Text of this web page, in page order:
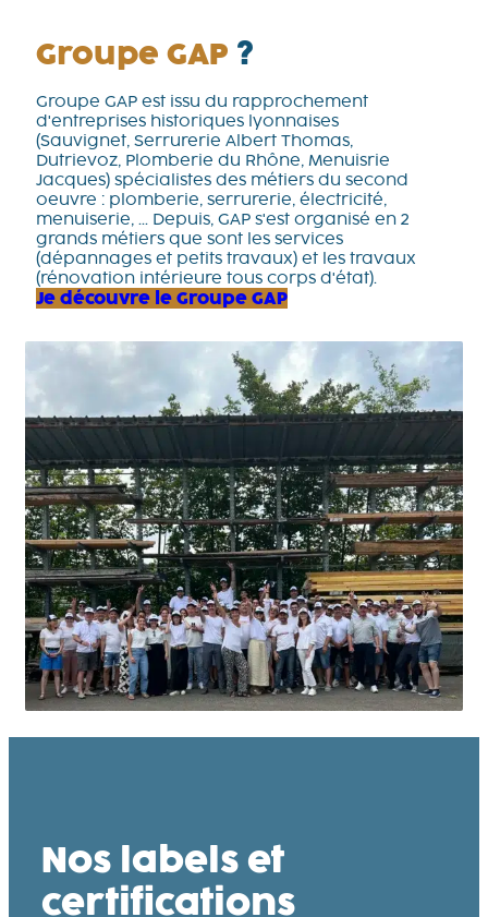
Groupe GAP ?
Groupe GAP est issu du rapprochement
d'entreprises historiques lyonnaises
(Sauvignet, Serrurerie Albert Thomas,
Dutrievoz, Plomberie du Rhône, Menuisrie
Jacques) spécialistes des métiers du second
oeuvre : plomberie, serrurerie, électricité,
menuiserie, ... Depuis, GAP s'est organisé en 2
grands métiers que sont les services
(dépannages et petits travaux) et les travaux
(rénovation intérieure tous corps d'état).
Je découvre le Groupe GAP
Nos labels et
certifications